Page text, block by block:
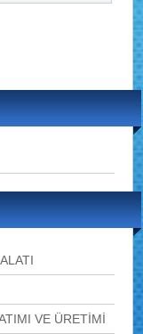
VE ÜRETİMİ